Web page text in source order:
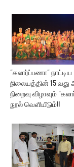
"கலார்ப்பணா" நாட்டிய
நிலையத்தின் 15
நிறைவு விழாவும்
நூல் வெளியீடும்!!